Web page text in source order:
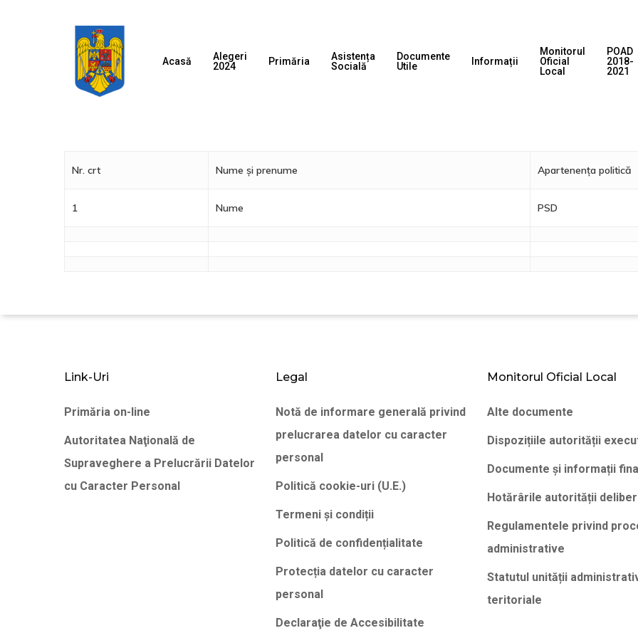
Acasă
Alegeri
2024
Primăria
Asistența
Socială
Documente
Utile
Informații
Monitorul
Oficial
Local
POAD
2018-
2021
Nr. crt Nume și prenume Apartenența politică
1 Nume PSD
Link-Uri
Primăria on-line
Autoritatea Naţională de
Supraveghere a Prelucrării Datelor
cu Caracter Personal
Legal
Notă de informare generală privind
prelucrarea datelor cu caracter
personal
Politică cookie-uri (U.E.)
Termeni și condiții
Politică de confidențialitate
Protecția datelor cu caracter
personal
Declaraţie de Accesibilitate
Monitorul Oficial Local
Alte documente
Dispozițiile autorității
Documente și informații
Hotărârile autorității
Regulamentele privind
administrative
Statutul unității
teritoriale